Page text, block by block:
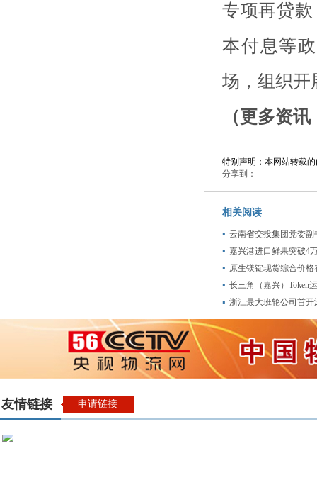
专项再贷
本付息等
场，组织开
（更多资
特别声明：本网站转载
分享到：
相关阅读
云南省交投集团党委
嘉兴港进口鲜果突破4
原生镁锭现货综合价格
长三角（嘉兴）Token
浙江最大班轮公司首开
友情链接 申请链接